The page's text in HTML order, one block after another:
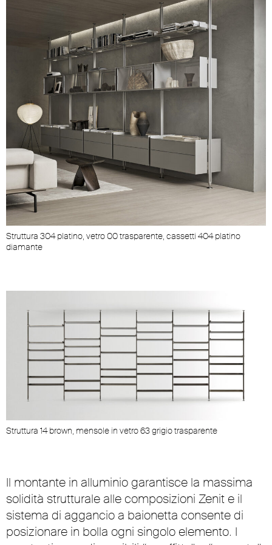
Struttura 304 platino, vetro 00 trasparente, cassetti 404 platino
diamante
Struttura 14 brown, mensole in vetro 63 grigio trasparente
Il montante in alluminio garantisce la massima
solidità strutturale alle composizioni Zenit e il
sistema di aggancio a baionetta consente di
posizionare in bolla ogni singolo elemento. I